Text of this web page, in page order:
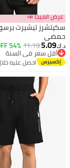
عرض الميجا 📣
سكيتشرز تيشيرت
حمضي
د.ك‏5.09
11.19
54% OFF
أقل سعر في السنة
أقل سعر في السنة
احصل عليه